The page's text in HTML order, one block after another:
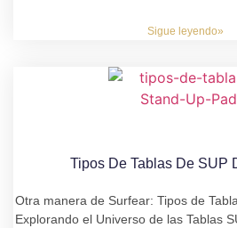
Sigue leyendo»
Tipos De Tablas De SUP
Otra manera de Surfear: Tipos de
Explorando el Universo de las Tablas